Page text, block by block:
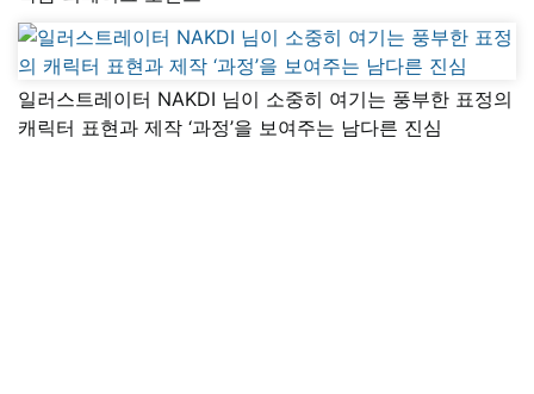
일러스트레이터 NAKDI 님이 소중히 여기는 풍부한 표정의
캐릭터 표현과 제작 ‘과정’을 보여주는 남다른 진심